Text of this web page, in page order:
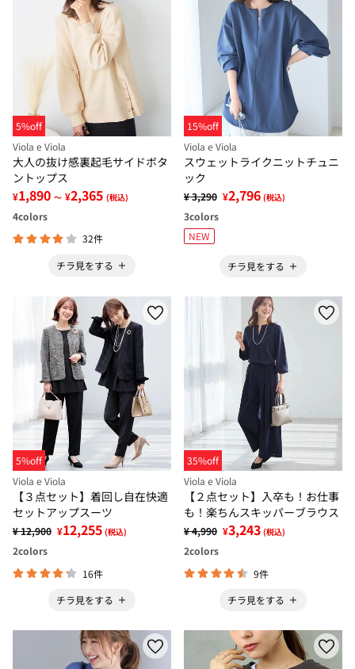
5%off
Viola e Viola
大人の抜け感裏起毛サイドボタ
ントップス
¥1,890 ～ ¥2,365 (税込)
4colors
32件
チラ見をする
15%off
Viola e Viola
スウェットライクニットチュニ
ック
¥ 3,290 ¥2,796 (税込)
3colors
NEW
チラ見をする
5%off
Viola e Viola
【３点セット】着回し自在快適
セットアップスーツ
¥ 12,900 ¥12,255 (税込)
2colors
16件
チラ見をする
35%off
Viola e Viola
【２点セット】入卒も！お仕事
も！楽ちんスキッパーブラウス
¥ 4,990 ¥3,243 (税込)
2colors
9件
チラ見をする